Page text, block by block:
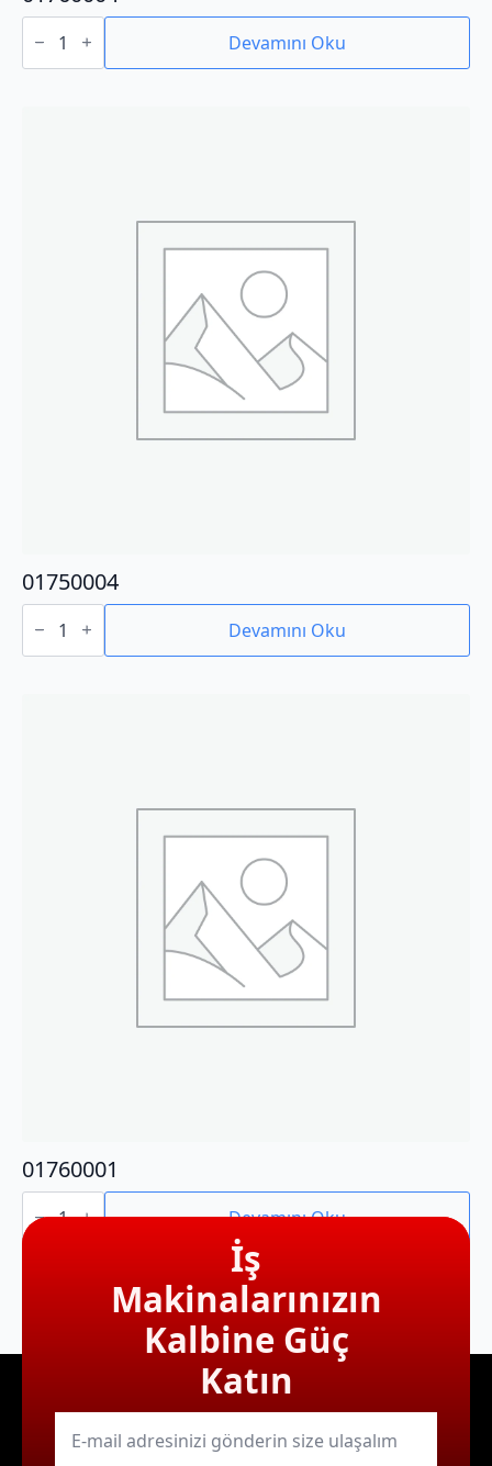
01760004
adet Devamını Oku
01750004
01750004
adet Devamını Oku
01760001
01760001
adet Devamını Oku
İş
Makinalarınızın
Kalbine Güç
Katın
E-
mail